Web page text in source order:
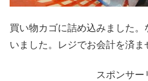
買い物カゴに詰め込みました。
いました。レジでお会計を済ま
スポンサー